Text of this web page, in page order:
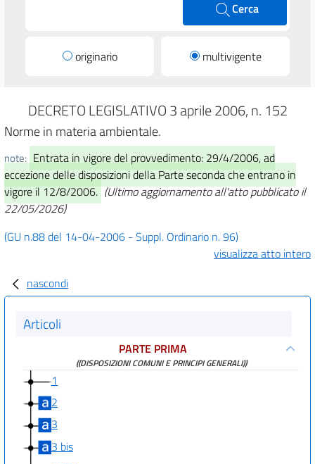
Cerca
originario multivigente
DECRETO LEGISLATIVO 3 aprile 2006, n. 152
Norme in materia ambientale.
note: Entrata in vigore del provvedimento: 29/4/2006, ad
eccezione delle disposizioni della Parte seconda che entrano in
vigore il 12/8/2006. (Ultimo aggiornamento all'atto pubblicato il
22/05/2026)
(GU n.88 del 14-04-2006 - Suppl. Ordinario n. 96)
visualizza atto intero
nascondi
Articoli
PARTE PRIMA
((DISPOSIZIONI COMUNI E PRINCIPI GENERALI))
1
2
3
3 bis